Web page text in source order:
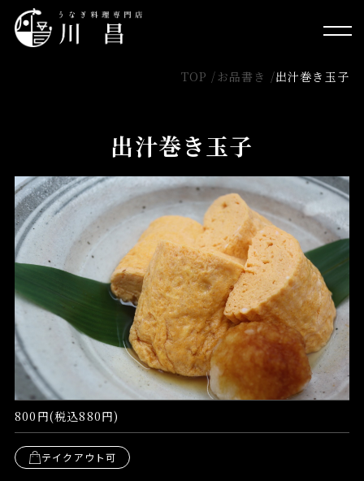
TOP /お品書き /出汁巻き玉子
出汁巻き玉子
800円(税込880円)
テイクアウト可